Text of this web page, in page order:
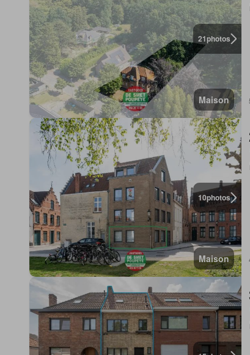
21photos
Maison
10photos
Maison